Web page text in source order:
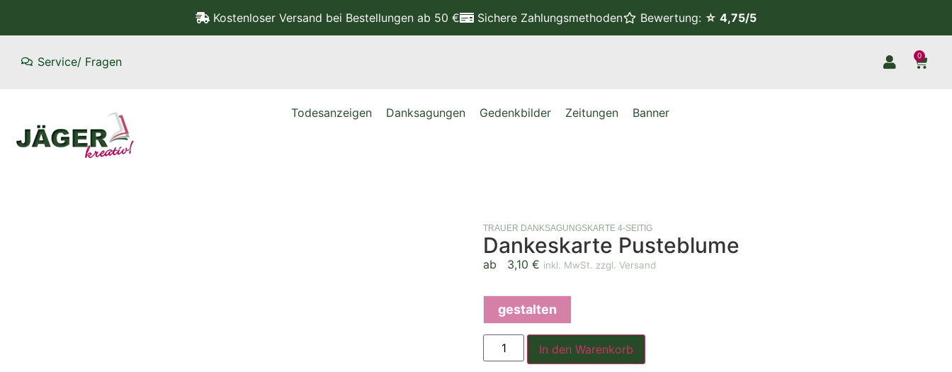
Kostenloser Versand bei Bestellungen ab 50 € Sichere Zahlungsmethoden Bewertung: ☆ 4,75/5
Service/ Fragen 0
Todesanzeigen Danksagungen Gedenkbilder Zeitungen Banner
TRAUER DANKSAGUNGSKARTE 4-SEITIG
Dankeskarte Pusteblume
ab 3,10 € inkl. MwSt. zzgl. Versand
gestalten
In den Warenkorb